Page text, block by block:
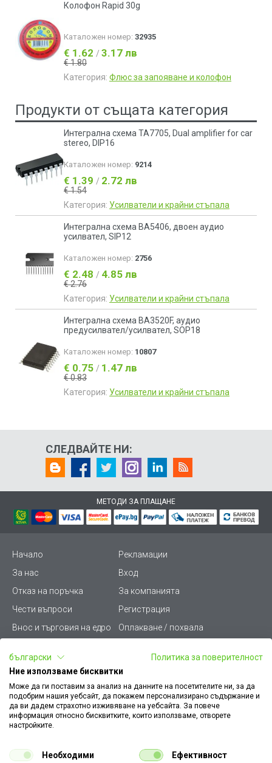
Колофон Rapid 30g
Каталожен номер: 32935
€ 1.62 / 3.17 лв
€ 1.80
Категория: Флюс за запояване и колофон
Продукти от същата категория
Интегрална схема TA7705, Dual amplifier for car
stereo, DIP16
Каталожен номер: 9214
€ 1.39 / 2.72 лв
€ 1.54
Категория: Усилватели и крайни стъпала
Интегрална схема BA5406, двоен аудио
усилвател, SIP12
Каталожен номер: 2756
€ 2.48 / 4.85 лв
€ 2.76
Категория: Усилватели и крайни стъпала
Интегрална схема BA3520F, аудио
предусилвател/усилвател, SOP18
Каталожен номер: 10807
€ 0.75 / 1.47 лв
€ 0.83
Категория: Усилватели и крайни стъпала
СЛЕДВАЙТЕ НИ:
МЕТОДИ ЗА ПЛАЩАНЕ
Начало
Рекламации
За нас
Вход
Отказ на поръчка
За компанията
Чести въпроси
Регистрация
Внос и търговия на едро
Оплакване / похвала
Условия за ползване
Стани дистрибутор
Карта на сайта
Кариери
Как да намеря документ
към поръчка
Платформа за AРС
български
Политика за поверителност
Ние използваме бисквитки
Може да ги поставим за анализ на данните на посетителите ни, за да
подобрим нашия уебсайт, да покажем персонализирано съдържание и
да ви дадем страхотно изживяване на уебсайта. За повече
информация относно бисквитките, които използваме, отворете
настройките.
Необходими Ефективност